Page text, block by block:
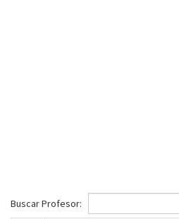
Buscar Profesor: